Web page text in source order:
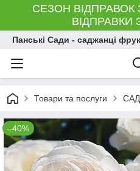
СЕЗОН
ВІДПРАВКИ
Панські Сади - саджанці
Товари та послуги
–40%